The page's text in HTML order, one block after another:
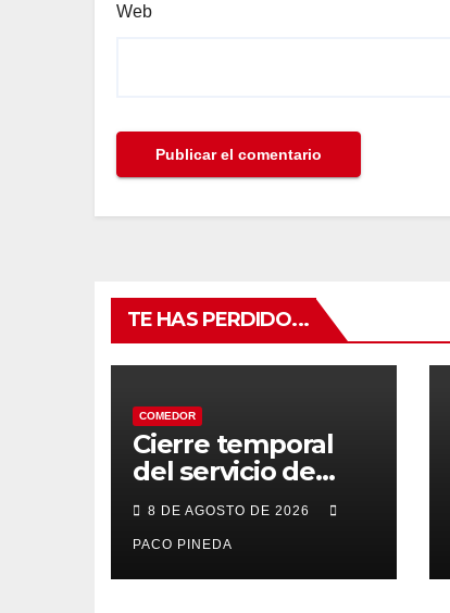
Web
TE HAS PERDIDO...
COMEDOR
Cierre temporal
del servicio de
BAR – COMEDOR
8 DE AGOSTO DE 2026
PACO PINEDA